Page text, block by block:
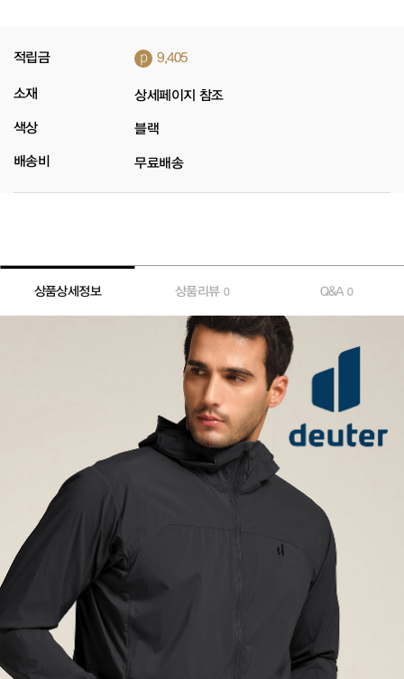
적립금 p 9,405
소재 상세페이지 참조
색상 블랙
배송비 무료배송
상품상세정보 상품리뷰 0 Q&A0